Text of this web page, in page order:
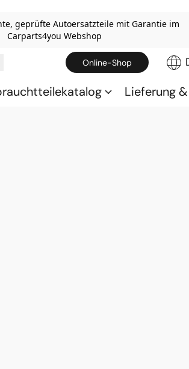
geprüfte Autoersatzteile mit Garantie im
Carparts4you Webshop
Online-Shop
Lieferung